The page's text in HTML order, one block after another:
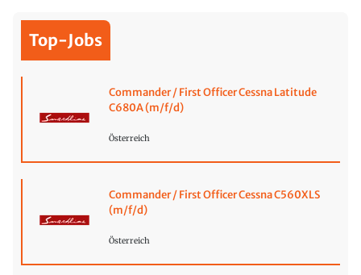
Top-Jobs
Commander / First Officer Cessna Latitude
C680A (m/f/d)
Österreich
Commander / First Officer Cessna C560XLS
(m/f/d)
Österreich